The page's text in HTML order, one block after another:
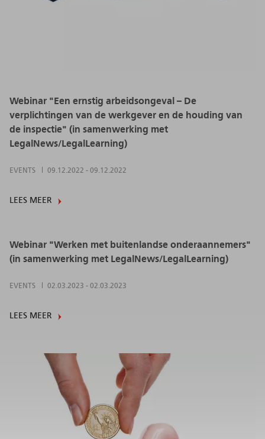
Webinar "Een ernstig arbeidsongeval – De
verplichtingen van de werkgever en de houding van
de inspectie" (in samenwerking met
LegalNews/LegalLearning)
EVENTS 09.12.2022 - 09.12.2022
LEES MEER
Webinar "Werken met buitenlandse onderaannemers"
(in samenwerking met LegalNews/LegalLearning)
EVENTS 02.03.2023 - 02.03.2023
LEES MEER